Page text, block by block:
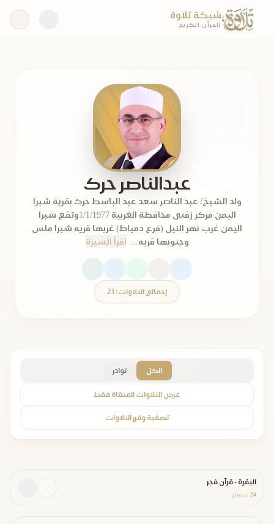
شبكة تلاوة
للقرآن الكريم
عبدالناصر حرك
ولد الشيخ/ عبد الناصر سعد عبد الباسط حرك بقرية شبرا
اليمن مركز زفتى محافظة الغربية 1/1/1977وتقع شبرا
اليمن غرب نهر النيل (فرع دمياط) غربها قريه شبرا ملس
وجنوبها قريه...
اقرأ السيرة
إجمالي التلاوات: 23
الكل نوادر
عرض التلاوات المنقاة فقط
تصفية وفرز التلاوات
البقرة - قرآن فجر
24 استماع